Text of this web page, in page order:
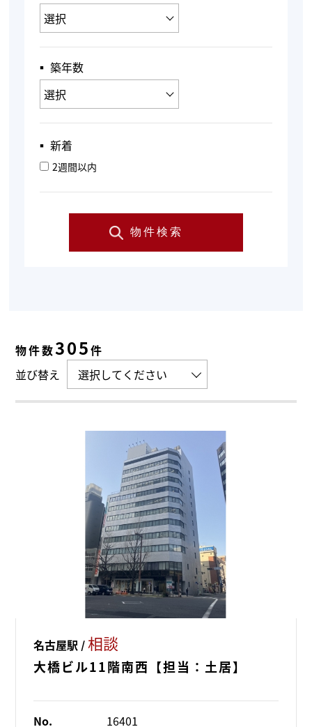
▪︎ 築年数
▪︎ 新着
2週間以内
物件検索
物件数305件
並び替え
名古屋駅 /相談
大橋ビル11階南西【担当：土居】
No. 16401